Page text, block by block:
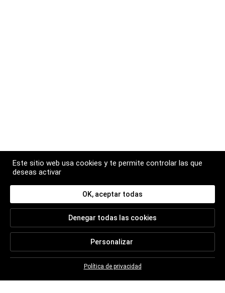
Este sitio web usa cookies y te permite controlar las que
deseas activar
OK, aceptar todas
Denegar todas las cookies
Personalizar
Política de privacidad